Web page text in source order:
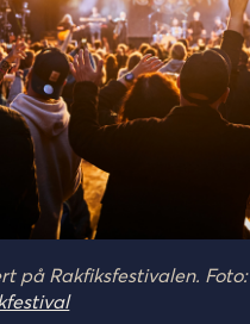
på Rakfiksfestivalen. Foto: